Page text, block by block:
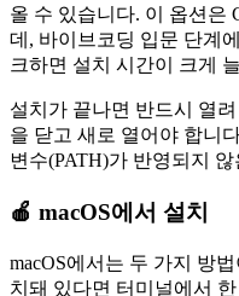
올 수 있습니다. 이 옵션은
데, 바이브코딩 입문 단계
크하면 설치 시간이 크게
설치가 끝나면 반드시 열
을 닫고 새로 열어야 합니
변수(PATH)가 반영되지
🍎 macOS에서 설치
macOS에서는 두 가지 방
치돼 있다면 터미널에서